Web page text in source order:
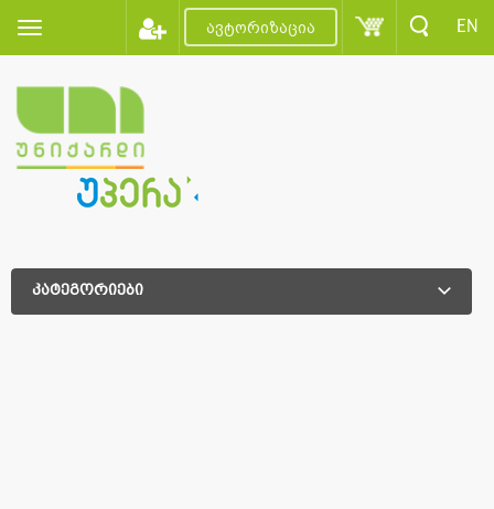
ავტორიზაცია EN
კატეგორიები